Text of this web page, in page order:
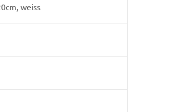
weiss